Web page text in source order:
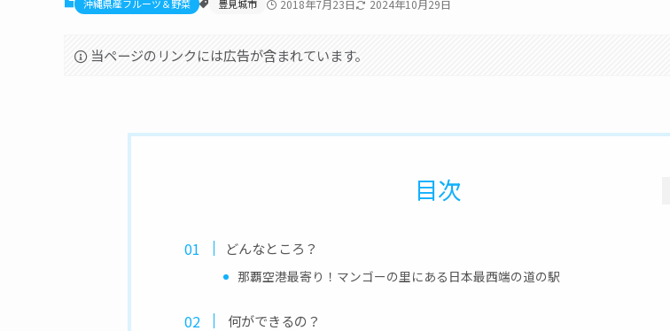
沖縄県産フルーツ＆野菜 豊見城市 2018年7月23日 2024年10月29日
当ページのリンクには広告が含まれています。
目次
どんなところ？
那覇空港最寄り！マンゴーの里にある日本最西端の道の駅
何ができるの？